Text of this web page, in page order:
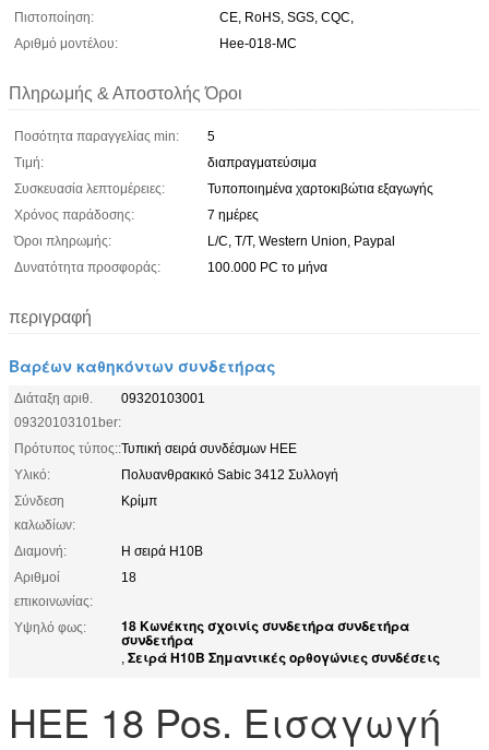
Πιστοποίηση:
CE, RoHS, SGS, CQC,
Αριθμό μοντέλου:
Hee-018-MC
Πληρωμής & Αποστολής Όροι
Ποσότητα παραγγελίας min:
5
Τιμή:
διαπραγματεύσιμα
Συσκευασία λεπτομέρειες:
Τυποποιημένα χαρτοκιβώτια εξαγωγής
Χρόνος παράδοσης:
7 ημέρες
Όροι πληρωμής:
L/C, T/T, Western Union, Paypal
Δυνατότητα προσφοράς:
100.000 PC το μήνα
περιγραφή
Βαρέων καθηκόντων συνδετήρας
Διάταξη αριθ.
09320103101ber:
09320103001
Πρότυπος τύπος::Τυπική σειρά συνδέσμων HEE
Υλικό:
Πολυανθρακικό Sabic 3412 Συλλογή
Σύνδεση
καλωδίων:
Κρίμπ
Διαμονή:
Η σειρά H10B
Αριθμοί
επικοινωνίας:
18
Υψηλό φως: 18 Κωνέκτης σχοινίς συνδετήρα συνδετήρα
συνδετήρα
, Σειρά H10B Σημαντικές ορθογώνιες συνδέσεις
HEE 18 Pos. Εισαγωγή